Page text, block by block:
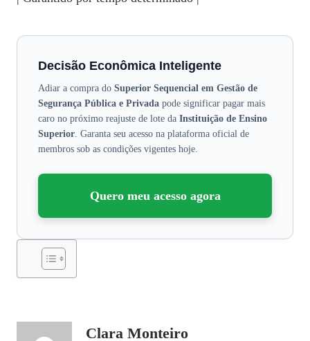
Decisão Econômica Inteligente
Adiar a compra do Superior Sequencial em Gestão de
Segurança Pública e Privada pode significar pagar mais
caro no próximo reajuste de lote da Instituição de Ensino
Superior. Garanta seu acesso na plataforma oficial de
membros sob as condições vigentes hoje.
Quero meu acesso agora
Clara Monteiro